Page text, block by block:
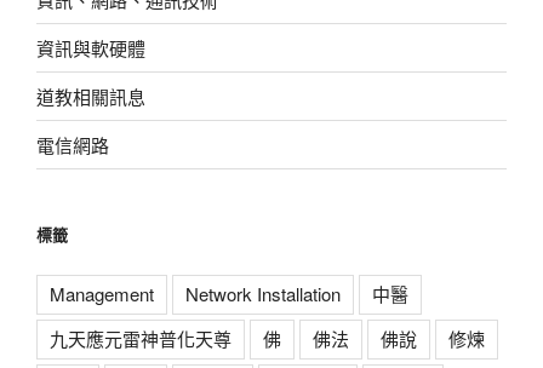
資訊與軟硬體
道教相關訊息
電信網路
標籤
Management Network Installation
中醫
九天應元雷神普化天尊
佛 佛法 佛說
修煉